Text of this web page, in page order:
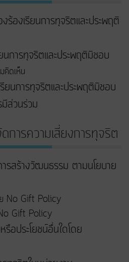
ร้องเรียนการทุจริตและประพฤติ
นการทุจริตและประพฤติมิชอบ
คิดเห็น
ยนการทุจริตและประพฤติมิชอบ
มีส่วนร่วม
การความเสี่ยงการทุจริต
รสร้างวัฒนธรรม ตามนโยบาย
ย No Gift Policy
Gift Policy
อประโยชน์อื่นใดโดย